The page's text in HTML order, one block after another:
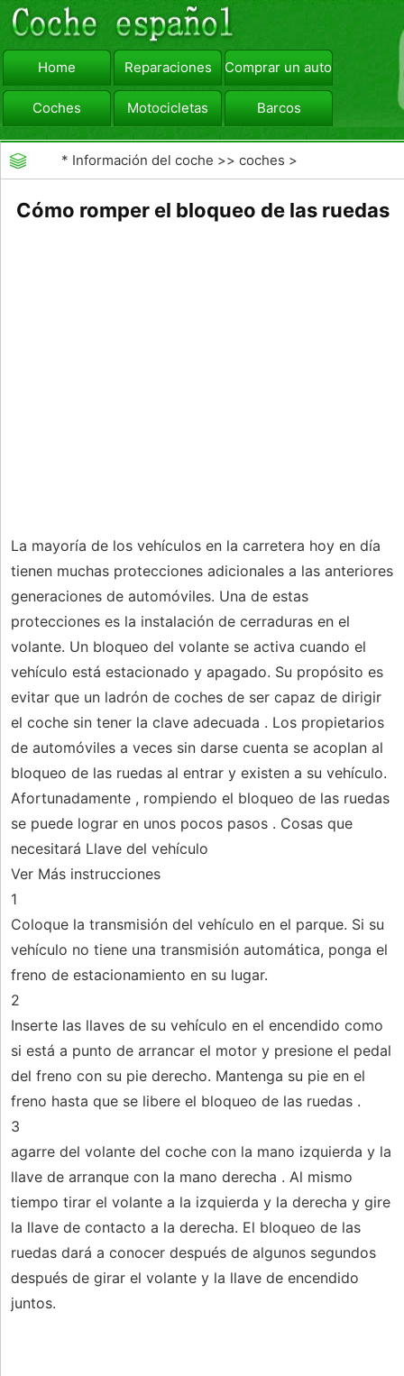
Home Reparaciones Comprar un automóvil
Coches Motocicletas Barcos
viajar Camiones
* Información del coche >>coches >
Cómo romper el bloqueo de las ruedas
La mayoría de los vehículos en la carretera hoy en día
tienen muchas protecciones adicionales a las anteriores
generaciones de automóviles. Una de estas
protecciones es la instalación de cerraduras en el
volante. Un bloqueo del volante se activa cuando el
vehículo está estacionado y apagado. Su propósito es
evitar que un ladrón de coches de ser capaz de dirigir
el coche sin tener la clave adecuada . Los propietarios
de automóviles a veces sin darse cuenta se acoplan al
bloqueo de las ruedas al entrar y existen a su vehículo.
Afortunadamente , rompiendo el bloqueo de las ruedas
se puede lograr en unos pocos pasos . Cosas que
necesitará Llave del vehículo
Ver Más instrucciones
1
Coloque la transmisión del vehículo en el parque. Si su
vehículo no tiene una transmisión automática, ponga el
freno de estacionamiento en su lugar.
2
Inserte las llaves de su vehículo en el encendido como
si está a punto de arrancar el motor y presione el pedal
del freno con su pie derecho. Mantenga su pie en el
freno hasta que se libere el bloqueo de las ruedas .
3
agarre del volante del coche con la mano izquierda y la
llave de arranque con la mano derecha . Al mismo
tiempo tirar el volante a la izquierda y la derecha y gire
la llave de contacto a la derecha. El bloqueo de las
ruedas dará a conocer después de algunos segundos
después de girar el volante y la llave de encendido
juntos.